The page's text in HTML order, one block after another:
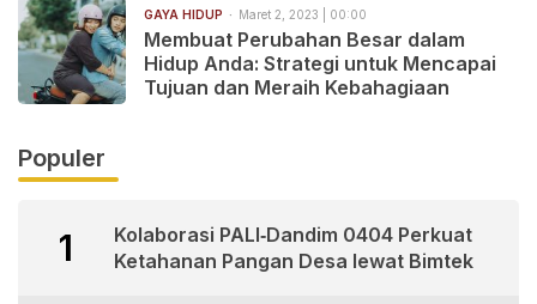
GAYA HIDUP Maret 2, 2023 | 00:00
Membuat Perubahan Besar dalam
Hidup Anda: Strategi untuk Mencapai
Tujuan dan Meraih Kebahagiaan
Populer
1
Kolaborasi PALI‑Dandim 0404 Perkuat
Ketahanan Pangan Desa lewat Bimtek